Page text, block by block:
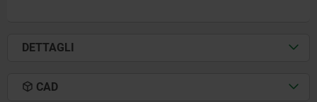
DETTAGLI
CAD